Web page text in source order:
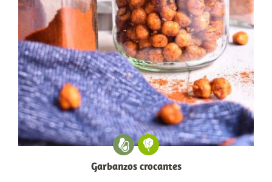
Garbanzos crocantes